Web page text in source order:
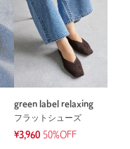
green label relaxing
フラットシューズ
¥3,960 50%OFF